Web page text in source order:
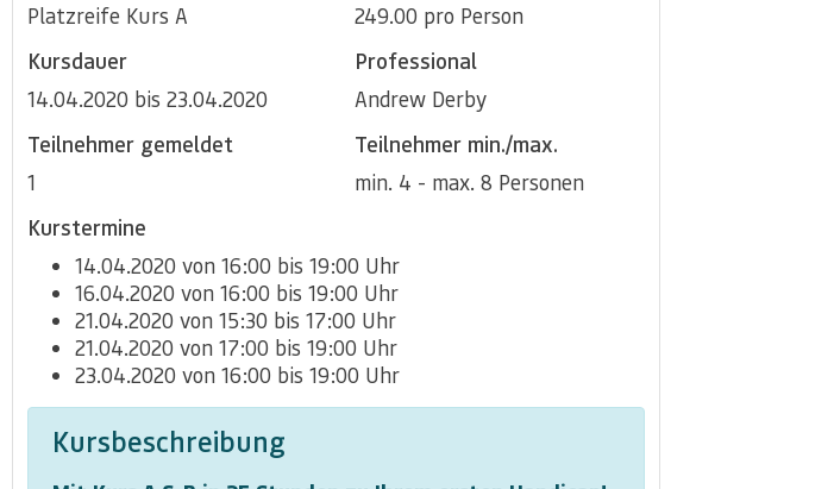
Platzreife Kurs A 249.00 pro Person
Kursdauer
14.04.2020 bis 23.04.2020
Professional
Andrew Derby
Teilnehmer gemeldet
1
Teilnehmer min./max.
min. 4 - max. 8 Personen
Kurstermine
14.04.2020 von 16:00 bis 19:00 Uhr
16.04.2020 von 16:00 bis 19:00 Uhr
21.04.2020 von 15:30 bis 17:00 Uhr
21.04.2020 von 17:00 bis 19:00 Uhr
23.04.2020 von 16:00 bis 19:00 Uhr
Kursbeschreibung